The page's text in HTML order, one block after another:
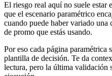
El riesgo real aquí no suele estar
que el escenario paramétrico
cuando puede haber variado
de promo que estás usando.
Por eso cada página paramétrica
plantilla de decisión. Te da
lectura, pero la última validación